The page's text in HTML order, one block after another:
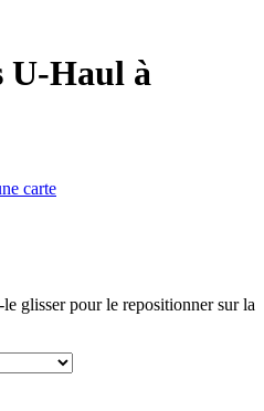
U-Haul à
carte
glisser pour le repositionner sur la